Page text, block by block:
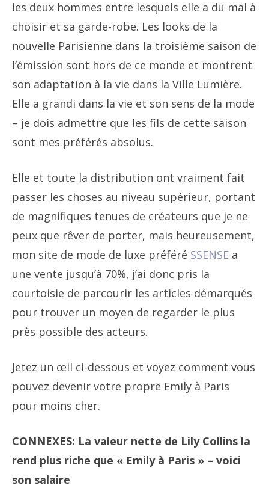
les deux hommes entre lesquels elle a du mal à
choisir et sa garde-robe. Les looks de la
nouvelle Parisienne dans la troisième saison de
l’émission sont hors de ce monde et montrent
son adaptation à la vie dans la Ville Lumière.
Elle a grandi dans la vie et son sens de la mode
– je dois admettre que les fils de cette saison
sont mes préférés absolus.
Elle et toute la distribution ont vraiment fait
passer les choses au niveau supérieur, portant
de magnifiques tenues de créateurs que je ne
peux que rêver de porter, mais heureusement,
mon site de mode de luxe préféré SSENSE a
une vente jusqu’à 70%, j’ai donc pris la
courtoisie de parcourir les articles démarqués
pour trouver un moyen de regarder le plus
près possible des acteurs.
Jetez un œil ci-dessous et voyez comment vous
pouvez devenir votre propre Emily à Paris
pour moins cher.
CONNEXES: La valeur nette de Lily Collins la
rend plus riche que « Emily à Paris » – voici
son salaire